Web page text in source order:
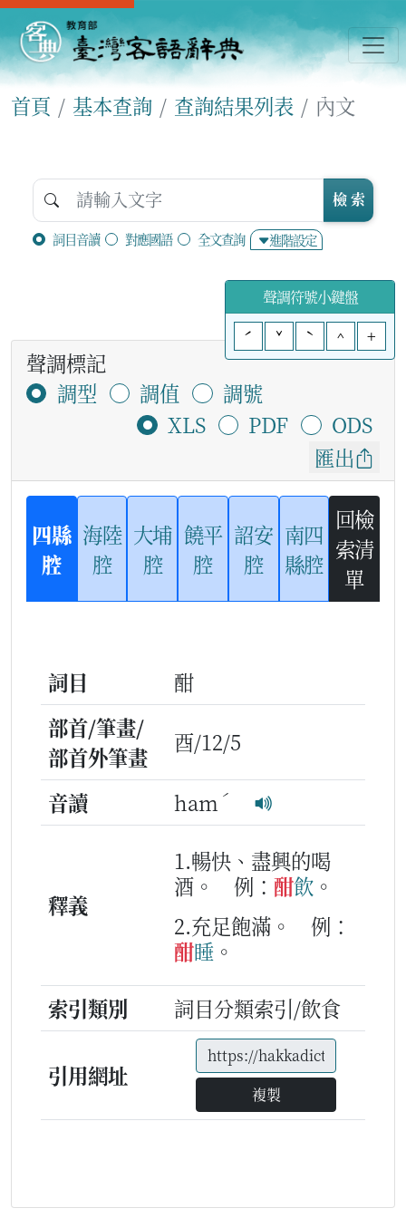
首頁 基本查詢 查詢結果列表 內文
詞目音讀 對應國語 全文查詢 進階設定
檢 索
聲調符號小鍵盤
ˊ
ˇ ˋ ^ +
聲調標記
調型
調值
調號
XLS
PDF
ODS
匯出
四縣
腔
海陸
腔
大埔
腔
饒平
腔
詔安
腔
南四
縣腔
回檢
索清
單
詞目
酣
部首/筆畫/
部首外筆畫
酉/12/5
音讀 ham ˊ
釋義
1.暢快、盡興的喝
酒。
例： 酣飲 。
2.充足飽滿。
例：
酣睡 。
索引類別
詞目分類索引/飲食
引用網址
複製